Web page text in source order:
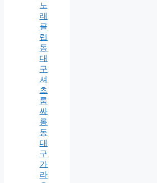
노
래
클
럽
동
대
구
셔
츠
룸
싸
롱
동
대
구
가
라